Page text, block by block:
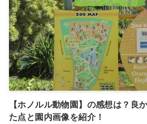
【ホノルル動物園】の感想は？良
た点と園内画像を紹介！